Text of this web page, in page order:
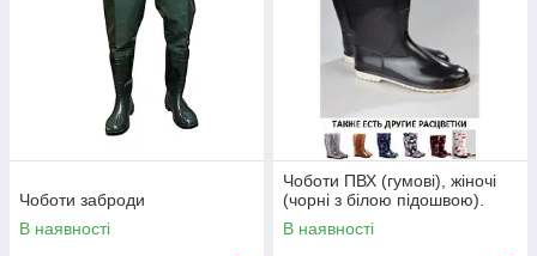
Чоботи заброди
В наявності
Чоботи ПВХ (гумові), жіночі
(чорні з білою підошвою).
В наявності